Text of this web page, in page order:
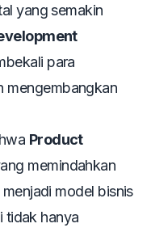
yang semakin
para
mengembangkan
Product
memindahkan
model bisnis
tidak hanya